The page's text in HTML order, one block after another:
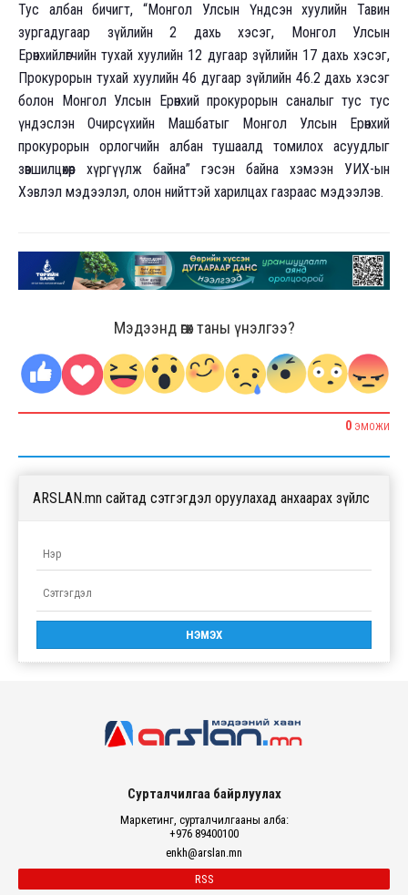
Тус албан бичигт, “Монгол Улсын Үндсэн хуулийн Тавин
зургадугаар зүйлийн 2 дахь хэсэг, Монгол Улсын
Ерөнхийлөгчийн тухай хуулийн 12 дугаар зүйлийн 17 дахь хэсэг,
Прокурорын тухай хуулийн 46 дугаар зүйлийн 46.2 дахь хэсэг
болон Монгол Улсын Ерөнхий прокурорын саналыг тус тус
үндэслэн Очирсүхийн Машбатыг Монгол Улсын Ерөнхий
прокурорын орлогчийн албан тушаалд томилох асуудлыг
зөвшилцөхөөр хүргүүлж байна” гэсэн байна хэмээн УИХ-ын
Хэвлэл мэдээлэл, олон нийттэй харилцах газраас мэдээлэв.
Мэдээнд өгөх таны үнэлгээ?
0 ЭМОЖИ
ARSLAN.mn сайтад сэтгэгдэл оруулахад анхаарах зүйлс
Сурталчилгаа байрлуулах
Маркетинг, сурталчилгааны алба:
+976 89400100
enkh@arslan.mn
RSS